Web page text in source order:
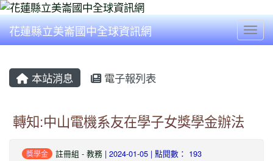
花蓮縣立美崙國中全球資訊網
本站消息 電子報列表
轉知:中山電機系友在學子女獎學金辦法
獎學金 註冊組 - 教務 | 2024-01-05 | 點閱數： 193